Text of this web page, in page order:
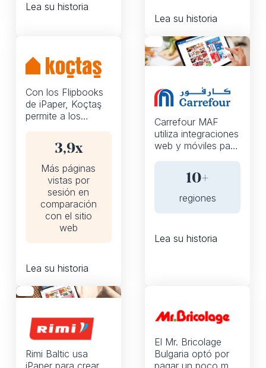
Lea su historia
Lea su historia
Con los Flipbooks
de iPaper, Koçtaş
permite a los
buscar y añadir
artículos a su
carrito directamente
desde el catálogo,
lo que proporciona
un recorrido fluido
y aumenta la
participación de los
compradores.
3,9x
Más páginas
vistas por
sesión en
comparación
con el sitio
web
Lea su historia
Carrefour MAF
utiliza integraciones
web y móviles para
clientes a comprar
de forma rápida y
conveniente en
10+
regiones
Lea su historia
Rimi Baltic usa
iPaper para crear
El Mr. Bricolage
Bulgaria optó por
pagar un poco más